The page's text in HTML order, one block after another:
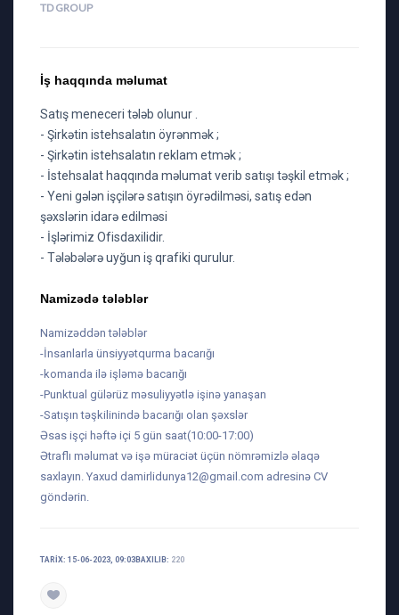
TD GROUP
İş haqqında məlumat
Satış meneceri tələb olunur .
- Şirkətin istehsalatın öyrənmək ;
- Şirkətin istehsalatın reklam etmək ;
- İstehsalat haqqında məlumat verib satışı təşkil etmək ;
- Yeni gələn işçilərə satışın öyrədilməsi, satış edən
şəxslərin idarə edilməsi
- İşlərimiz Ofisdaxilidir.
- Tələbələrə uyğun iş qrafiki qurulur.
Namizədə tələblər
Namizəddən tələblər
-İnsanlarla ünsiyyətqurma bacarığı
-komanda ilə işləmə bacarığı
-Punktual gülərüz məsuliyyətlə işinə yanaşan
-Satışın təşkilinində bacarığı olan şəxslər
Əsas işçi həftə içi 5 gün saat(10:00-17:00)
Ətraflı məlumat və işə müraciət üçün nömrəmizlə əlaqə
saxlayın. Yaxud damirlidunya12@gmail.com adresinə CV
göndərin.
TARIX: 15-06-2023, 09:03 BAXILIB: 220